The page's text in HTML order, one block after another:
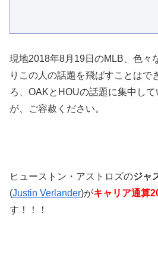
現地2018年8月19日のMLB、色々
りこの人の話題を飛ばすことはで
ろ、OAKとHOUの話題に集中し
が、ご容赦ください。
ヒューストン・アストロズのジャ
(Justin Verlander)がキャリア通算
す！！！